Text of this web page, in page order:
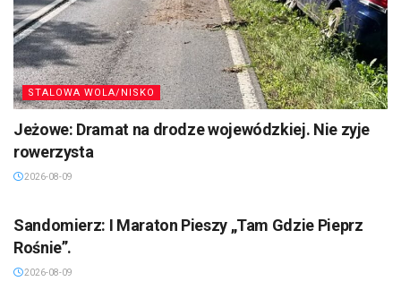
STALOWA WOLA/NISKO
Jeżowe: Dramat na drodze wojewódzkiej. Nie zyje
rowerzysta
2026-08-09
Sandomierz: I Maraton Pieszy „Tam Gdzie Pieprz
Rośnie”.
2026-08-09